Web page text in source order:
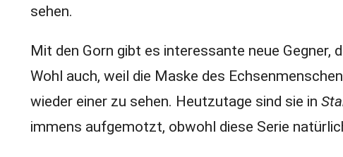
sehen.
Mit den Gorn gibt es interessante neue
Wohl auch, weil die Maske des
wieder einer zu sehen. Heutzutage sind sie in
immens aufgemotzt, obwohl diese Serie